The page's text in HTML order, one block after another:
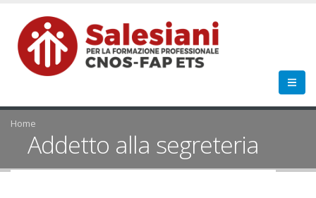
Home
Addetto alla segreteria